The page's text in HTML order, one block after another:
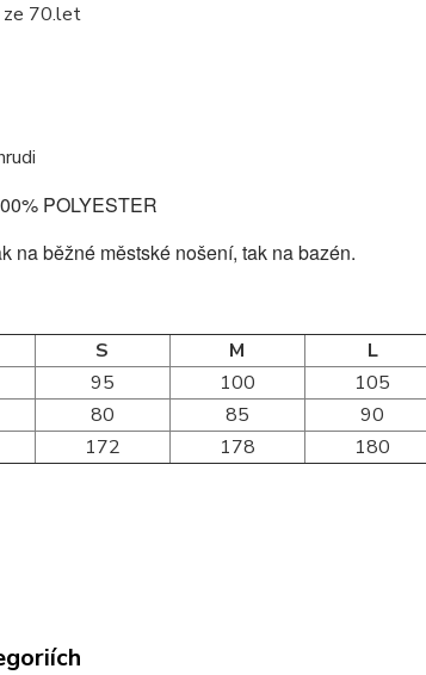
ze 70.let
POLYESTER
na běžné městské nošení, tak na bazén.
S M L
95 100 105
80 85 90
172 178 180